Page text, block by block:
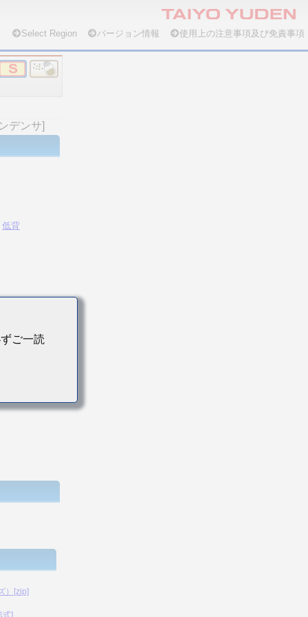
Select Region バージョン情報 使用上の注意事項及び免責事項
デンサ]
低背
）[zip]
式]
ご一読